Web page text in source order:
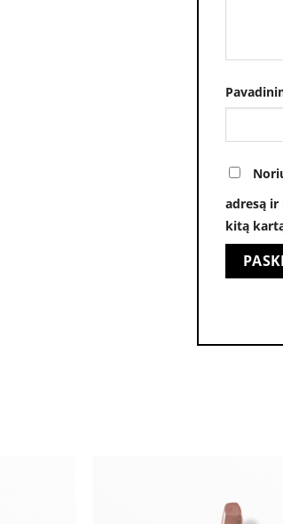
adresą
kitą